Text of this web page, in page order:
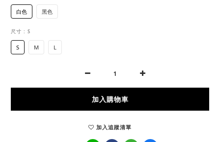
白色 黑色
尺寸 : S
S M L
加入購物車
加入追蹤清單